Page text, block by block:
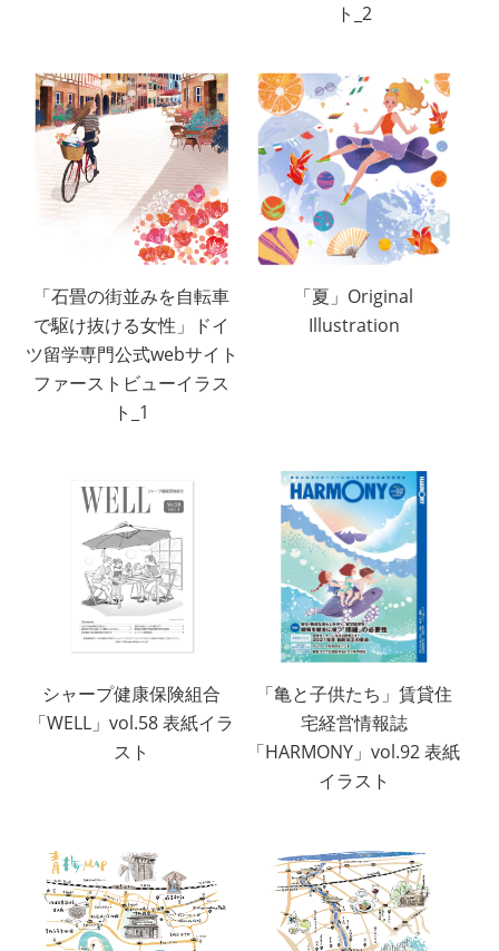
ト_2
「石畳の街並みを自転車
で駆け抜ける女性」ドイ
ツ留学専門公式webサイト
ファーストビューイラス
ト_1
「夏」Original
Illustration
シャープ健康保険組合
「WELL」vol.58 表紙イラ
スト
「亀と子供たち」賃貸住
宅経営情報誌
「HARMONY」vol.92 表紙
イラスト